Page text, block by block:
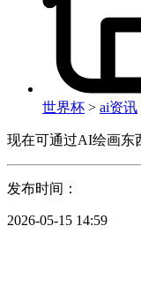
世界杯 > ai资讯
现在可通过AI绘画东
发布时间：
2026-05-15 14:59